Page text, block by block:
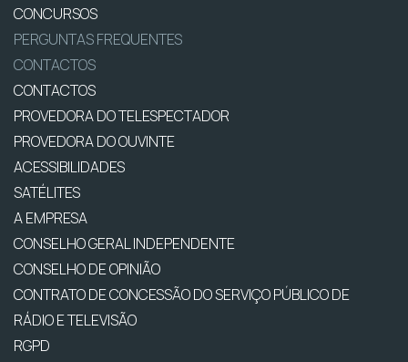
CONCURSOS
PERGUNTAS FREQUENTES
CONTACTOS
CONTACTOS
PROVEDORA DO TELESPECTADOR
PROVEDORA DO OUVINTE
ACESSIBILIDADES
SATÉLITES
A EMPRESA
CONSELHO GERAL INDEPENDENTE
CONSELHO DE OPINIÃO
CONTRATO DE CONCESSÃO DO SERVIÇO PÚBLICO DE
RÁDIO E TELEVISÃO
RGPD